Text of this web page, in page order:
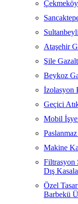
Ataşehir
Şile
Beykoz
İzolasyon
Geçici
Mobil
Makine
Filtrasyon
Dış
Özel
Barbekü